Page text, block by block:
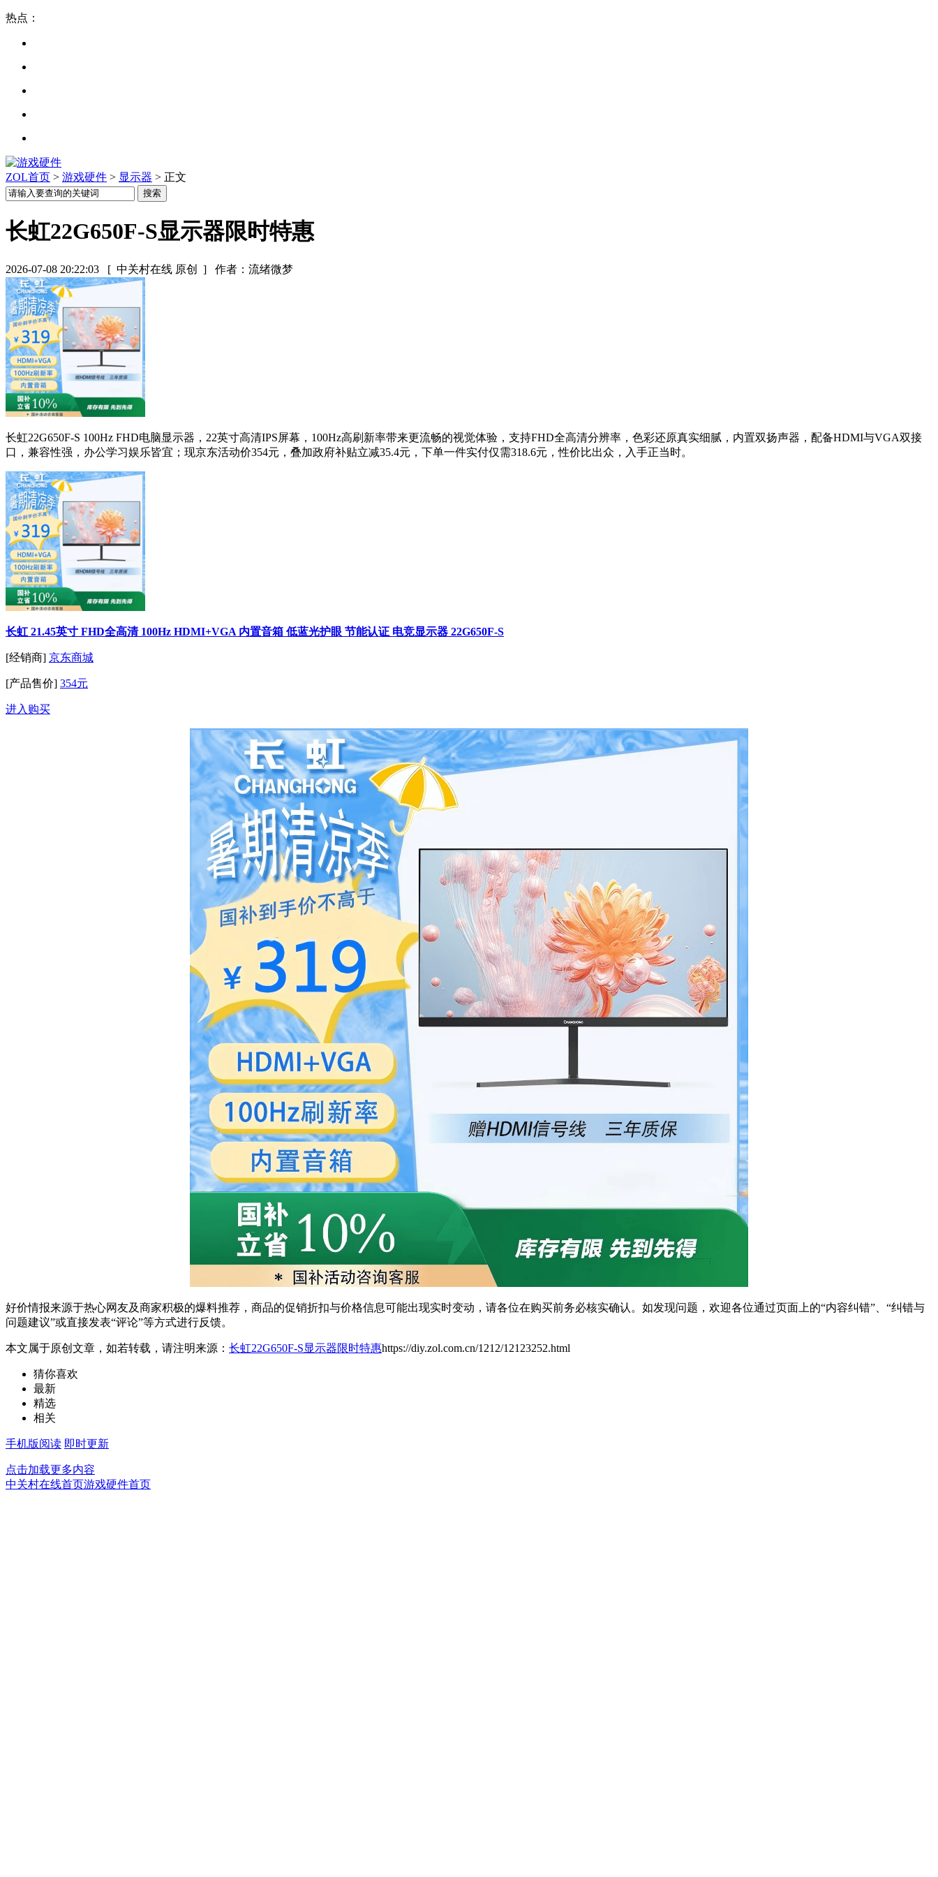
热点：
ZOL首页 > 游戏硬件 > 显示器 > 正文
长虹22G650F-S显示器限时特惠
2026-07-08 20:22:03 [ 中关村在线 原创 ] 作者：流绪微梦
长虹22G650F-S 100Hz FHD电脑显示器，22英寸高清IPS屏幕，100Hz高刷新率带来更流畅的视觉体验，支持FHD全高清分辨率，色彩还原真实细腻，内置双扬声器，配备HDMI与VGA双接
口，兼容性强，办公学习娱乐皆宜；现京东活动价354元，叠加政府补贴立减35.4元，下单一件实付仅需318.6元，性价比出众，入手正当时。
长虹 21.45英寸 FHD全高清 100Hz HDMI+VGA 内置音箱 低蓝光护眼 节能认证 电竞显示器 22G650F-S
[经销商] 京东商城
[产品售价] 354元
进入购买
好价情报来源于热心网友及商家积极的爆料推荐，商品的促销折扣与价格信息可能出现实时变动，请各位在购买前务必核实确认。如发现问题，欢迎各位通过页面上的“内容纠错”、“纠错与
问题建议”或直接发表“评论”等方式进行反馈。
本文属于原创文章，如若转载，请注明来源： 长虹22G650F-S显示器限时特惠https://diy.zol.com.cn/1212/12123252.html
猜你喜欢
最新
精选
相关
手机版阅读 即时更新
点击加载更多内容
中关村在线首页游戏硬件首页